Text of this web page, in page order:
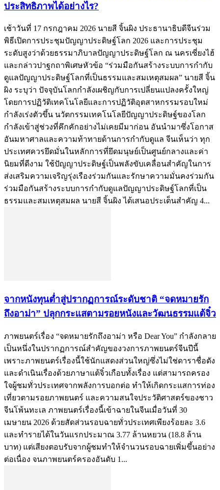
ประสิทธิภาพได้อย่างไร?
เช้าวันที่ 17 กรกฎาคม 2026 นายสี จิ้นผิง ประธานาธิบดีจีนร่วม
พิธีเปิดการประชุมปัญญาประดิษฐ์โลก 2026 และการประชุม
ระดับสูงว่าด้วยธรรมาภิบาลปัญญาประดิษฐ์โลก ณ นครเซี่ยงไฮ้
และกล่าวปาฐกถาพิเศษหัวข้อ “ร่วมมือกันสร้างระบบการกำกับ
ดูแลปัญญาประดิษฐ์โลกที่เป็นธรรมและสมเหตุสมผล” นายสี จิ้น
ผิง ระบุว่า ปัจจุบันโลกกำลังเผชิญกับการเปลี่ยนแปลงครั้งใหญ่
โดยการปฏิวัติเทคโนโลยีและการปฏิวัติอุตสาหกรรมรอบใหม่
กำลังเร่งตัวขึ้น นวัตกรรมเทคโนโลยีปัญญาประดิษฐ์ของโลก
กำลังเข้าสู่ช่วงที่คึกคักอย่างไม่เคยมีมาก่อน อันนำมาซึ่งโอกาส
อันมหาศาลและความท้าทายด้านการกำกับดูแล จีนเห็นว่า ทุก
ประเทศควรยึดมั่นในหลักการที่ยึดมนุษย์เป็นศูนย์กลางและค่า
นิยมที่ดีงาม ใช้ปัญญาประดิษฐ์เป็นพลังขับเคลื่อนสำคัญในการ
ส่งเสริมความเจริญรุ่งเรืองร่วมกันและรักษาความมั่นคงร่วมกัน
ร่วมมือกันสร้างระบบการกำกับดูแลปัญญาประดิษฐ์โลกที่เป็น
ธรรมและสมเหตุสมผล นายสี จิ้นผิง ได้เสนอประเด็นสำคัญ 4...
จากหนังทุนต่ำสู่ปรากฏการณ์ระดับชาติ “จดหมายรัก
ถึงอาม่า” ปลุกกระแสตามรอยหนังและวัฒนธรรมแต้จิ๋ว
ภาพยนตร์เรื่อง “จดหมายรักถึงอาม่า หรือ Dear You” กำลังกลาย
เป็นหนึ่งในปรากฏการณ์สำคัญของวงการภาพยนตร์จีนปีนี้
เพราะภาพยนตร์เรื่องนี้ใช้นักแสดงส่วนใหญ่ซึ่งไม่ใช่ดาราชื่อดัง
และดำเนินเรื่องด้วยภาษาแต้จิ๋วเกือบทั้งเรื่อง แต่สามารถครอง
ใจผู้ชมทั่วประเทศจากพลังการบอกต่อ ทำให้เกิดกระแสการท่อง
เที่ยวตามรอยภาพยนตร์ และความสนใจประวัติศาสตร์ของชาว
จีนโพ้นทะเล ภาพยนตร์เรื่องนี้เข้าฉายในจีนเมื่อวันที่ 30
เมษายน 2026 ด้วยสัดส่วนรอบฉายทั่วประเทศเพียงร้อยละ 3.6
และทำรายได้ในวันแรกประมาณ 3.77 ล้านหยวน (18.8 ล้าน
บาท) แต่เสียงตอบรับจากผู้ชมทำให้จำนวนรอบฉายเพิ่มขึ้นอย่าง
ต่อเนื่อง จนภาพยนตร์ครองอันดับ 1...